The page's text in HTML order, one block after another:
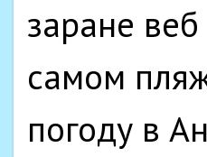
заране
самом
погоду в